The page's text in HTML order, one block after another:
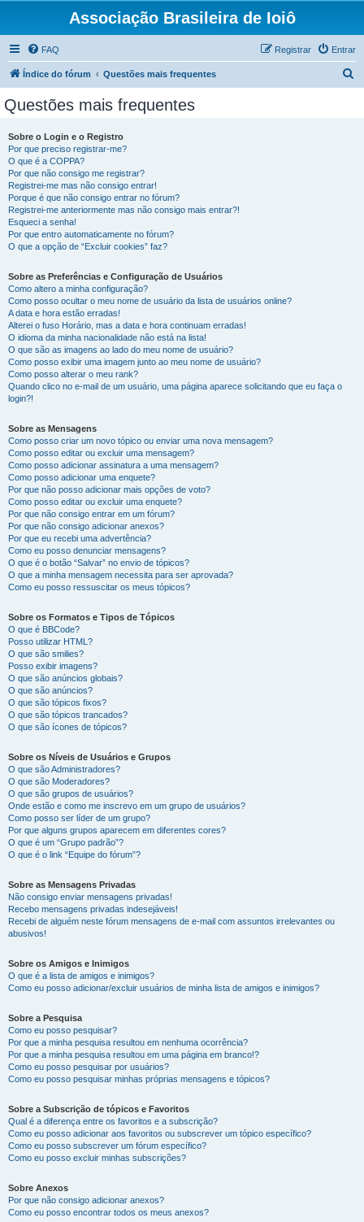
Associação Brasileira de Ioiô
FAQ Entrar
Registrar
Índice do fórum Questões mais frequentes
Questões mais frequentes
Sobre o Login e o Registro
Por que preciso registrar-me?
O que é a COPPA?
Por que não consigo me registrar?
Registrei-me mas não consigo entrar!
Porque é que não consigo entrar no fórum?
Registrei-me anteriormente mas não consigo mais entrar?!
Esqueci a senha!
Por que entro automaticamente no fórum?
O que a opção de “Excluir cookies” faz?
Sobre as Preferências e Configuração de Usuários
Como altero a minha configuração?
Como posso ocultar o meu nome de usuário da lista de usuários online?
A data e hora estão erradas!
Alterei o fuso Horário, mas a data e hora continuam erradas!
O idioma da minha nacionalidade não está na lista!
O que são as imagens ao lado do meu nome de usuário?
Como posso exibir uma imagem junto ao meu nome de usuário?
Como posso alterar o meu rank?
Quando clico no e-mail de um usuário, uma página aparece solicitando que eu faça o
login?!
Sobre as Mensagens
Como posso criar um novo tópico ou enviar uma nova mensagem?
Como posso editar ou excluir uma mensagem?
Como posso adicionar assinatura a uma mensagem?
Como posso adicionar uma enquete?
Por que não posso adicionar mais opções de voto?
Como posso editar ou excluir uma enquete?
Por que não consigo entrar em um fórum?
Por que não consigo adicionar anexos?
Por que eu recebi uma advertência?
Como eu posso denunciar mensagens?
O que é o botão “Salvar” no envio de tópicos?
O que a minha mensagem necessita para ser aprovada?
Como eu posso ressuscitar os meus tópicos?
Sobre os Formatos e Tipos de Tópicos
O que é BBCode?
Posso utilizar HTML?
O que são smilies?
Posso exibir imagens?
O que são anúncios globais?
O que são anúncios?
O que são tópicos fixos?
O que são tópicos trancados?
O que são ícones de tópicos?
Sobre os Níveis de Usuários e Grupos
O que são Administradores?
O que são Moderadores?
O que são grupos de usuários?
Onde estão e como me inscrevo em um grupo de usuários?
Como posso ser líder de um grupo?
Por que alguns grupos aparecem em diferentes cores?
O que é um “Grupo padrão”?
O que é o link “Equipe do fórum”?
Sobre as Mensagens Privadas
Não consigo enviar mensagens privadas!
Recebo mensagens privadas indesejáveis!
Recebi de alguém neste fórum mensagens de e-mail com assuntos irrelevantes ou
abusivos!
Sobre os Amigos e Inimigos
O que é a lista de amigos e inimigos?
Como eu posso adicionar/excluir usuários de minha lista de amigos e inimigos?
Sobre a Pesquisa
Como eu posso pesquisar?
Por que a minha pesquisa resultou em nenhuma ocorrência?
Por que a minha pesquisa resultou em uma página em branco!?
Como eu posso pesquisar por usuários?
Como eu posso pesquisar minhas próprias mensagens e tópicos?
Sobre a Subscrição de tópicos e Favoritos
Qual é a diferença entre os favoritos e a subscrição?
Como eu posso adicionar aos favoritos ou subscrever um tópico específico?
Como eu posso subscrever um fórum específico?
Como eu posso excluir minhas subscrições?
Sobre Anexos
Por que não consigo adicionar anexos?
Como eu posso encontrar todos os meus anexos?